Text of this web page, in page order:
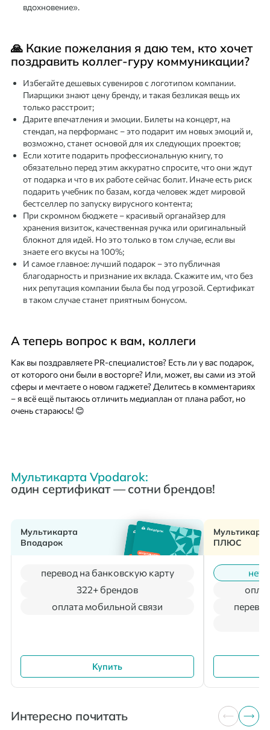
вдохновение».
🙏 Какие пожелания я даю тем, кто хочет
поздравить коллег-гуру коммуникации?
Избегайте дешевых сувениров с логотипом компании.
Пиарщики знают цену бренду, и такая безликая вещь их
только расстроит;
Дарите впечатления и эмоции. Билеты на концерт, на
стендап, на перформанс – это подарит им новых эмоций и,
возможно, станет основой для их следующих проектов;
Если хотите подарить профессиональную книгу, то
обязательно перед этим аккуратно спросите, что они ждут
от подарка и что в их работе сейчас болит. Иначе есть риск
подарить учебник по базам, когда человек ждет мировой
бестселлер по запуску вирусного контента;
При скромном бюджете – красивый органайзер для
хранения визиток, качественная ручка или оригинальный
блокнот для идей. Но это только в том случае, если вы
знаете его вкусы на 100%;
И самое главное: лучший подарок – это публичная
благодарность и признание их вклада. Скажите им, что без
них репутация компании была бы под угрозой. Сертификат
в таком случае станет приятным бонусом.
А теперь вопрос к вам, коллеги
Как вы поздравляете PR-специалистов? Есть ли у вас подарок,
от которого они были в восторге? Или, может, вы сами из этой
сферы и мечтаете о новом гаджете? Делитесь в комментариях
– я всё ещё пытаюсь отличить медиаплан от плана работ, но
очень стараюсь! 😊
Мультикарта Vpodarok:
один сертификат — сотни брендов!
Мультикарта
Вподарок
оплата мобильной связи
перевод на банковскую карту
322+ брендов
Купить
Мультикарта
ПЛЮС
нет
Интересно почитать